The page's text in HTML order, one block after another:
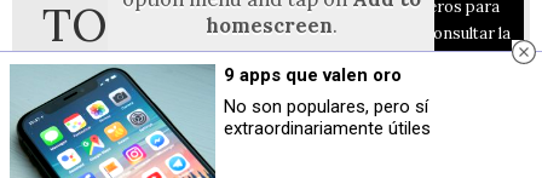
TOXINA
BOTULÍNICA
EXPLIQUEM LA
9 apps que valen oro
No son populares, pero sí
extraordinariamente útiles
Utilizamos cookies nuestras y de terceros para
el funcionamiento del digital. Puedes consultar la
lista de cookies y como desconectarlas.
nuestra Política de Privacidad y Cookies
Aceptar Cookies Personalizar
homescreen.
The menu can be accessed by pressing
the menu hardware button if your device
has one, or by tapping the top right
menu icon
.